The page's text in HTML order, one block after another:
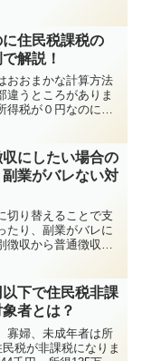
親族等の数、そし
により決まってき
住民税課税の
解説！
おおまかな計算方法
違うところがありま
得税が０円なのに住
を紹介して解説して
にしたい場合の
業がバレない対
切り替えることで支
たり、副業がバレに
徴収から普通徴収へ
下で住民税非課
者とは？
寡婦、未成年者は所
税が非課税になりま